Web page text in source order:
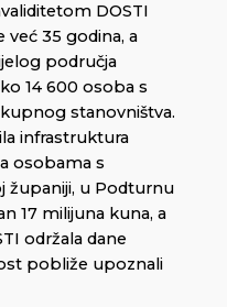
DOSTI
35 godina, a
područja
14 600 osoba s
stanovništva.
infrastruktura
osobama s
županiji, u Podturnu
17 milijuna kuna, a
održala dane
pobliže upoznali